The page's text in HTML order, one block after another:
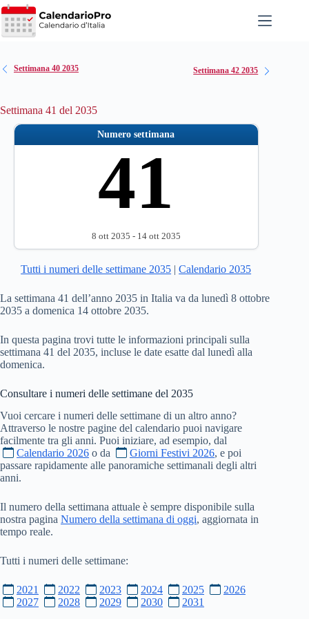
Salta
al
contenuto
Settimana 40 2035 Settimana 42 2035
Settimana 41 del 2035
Numero settimana
41
8 ott 2035 - 14 ott 2035
Tutti i numeri delle settimane 2035 |Calendario 2035
La settimana 41 dell’anno 2035 in Italia va da lunedì 8 ottobre
2035 a domenica 14 ottobre 2035.
In questa pagina trovi tutte le informazioni principali sulla
settimana 41 del 2035, incluse le date esatte dal lunedì alla
domenica.
Consultare i numeri delle settimane del 2035
Vuoi cercare i numeri delle settimane di un altro anno?
Attraverso le nostre pagine del calendario puoi navigare
facilmente tra gli anni. Puoi iniziare, ad esempio, dal
Calendario 2026 o da Giorni Festivi 2026, e poi
passare rapidamente alle panoramiche settimanali degli altri
anni.
Il numero della settimana attuale è sempre disponibile sulla
nostra pagina Numero della settimana di oggi, aggiornata in
tempo reale.
Tutti i numeri delle settimane:
2021 2022 2023 2024 2025
2026
2027
2028 2029 2030 2031